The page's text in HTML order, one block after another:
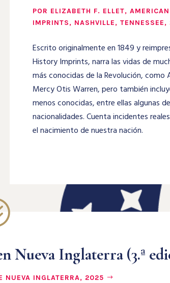
POR ELIZABETH F. ELLET,
IMPRINTS, NASHVILLE,
Escrito originalmente en 1849 y
History Imprints, narra las vidas de
más conocidas de la Revolución, como
Mercy Otis Warren, pero también
menos conocidas, entre ellas algunas
nacionalidades. Cuenta incidentes
el nacimiento de nuestra nación.
Nueva Inglaterra (3.ª
NUEVA INGLATERRA, 2025